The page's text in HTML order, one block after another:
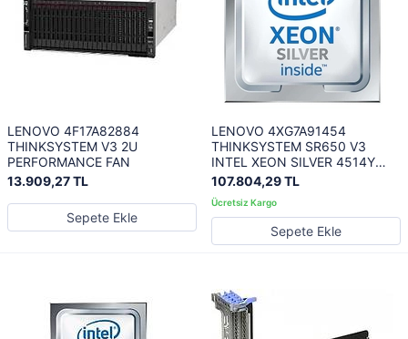
LENOVO 4F17A82884
THINKSYSTEM V3 2U
PERFORMANCE FAN
13.909,27 TL
Sepete Ekle
LENOVO 4XG7A91454
THINKSYSTEM SR650 V3
INTEL XEON SILVER 4514Y
16C 150W 2.0GHZ
PROCESSOR OPTION KIT W/O
FAN
107.804,29 TL
Sepete Ekle